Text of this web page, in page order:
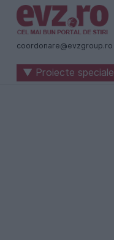
Știri
naționale
internaționale
coordonare@evzgroup.ro
▼ Proiecte speciale